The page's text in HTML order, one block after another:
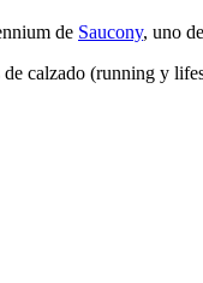
de Saucony, uno
calzado (running y